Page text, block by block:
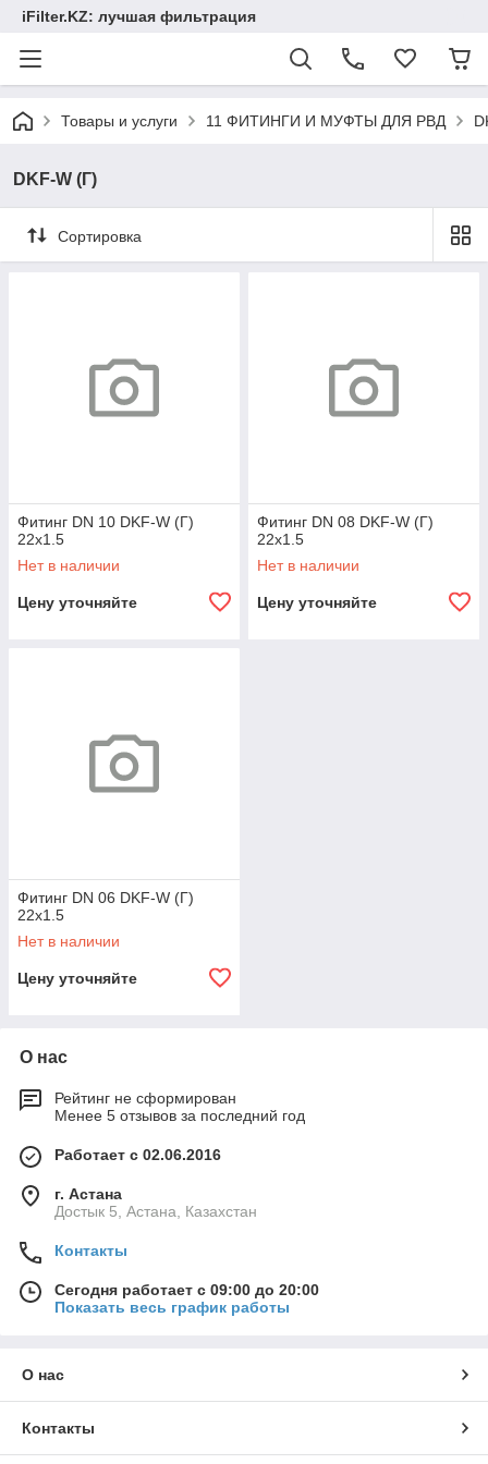
iFilter.KZ: лучшая фильтрация
Товары и услуги 11 ФИТИНГИ И МУФТЫ ДЛЯ РВД
DKF-W (Г)
Сортировка
Фитинг DN 10 DKF-W (Г)
22x1.5
Нет в наличии
Цену уточняйте
Фитинг DN 08 DKF-W (Г)
22x1.5
Нет в наличии
Цену уточняйте
Фитинг DN 06 DKF-W (Г)
22x1.5
Нет в наличии
Цену уточняйте
О нас
Рейтинг не сформирован
Менее 5 отзывов за последний год
Работает с 02.06.2016
г. Астана
Достык 5, Астана, Казахстан
Контакты
Сегодня работает с 09:00 до 20:00
Показать весь график работы
О нас
Контакты